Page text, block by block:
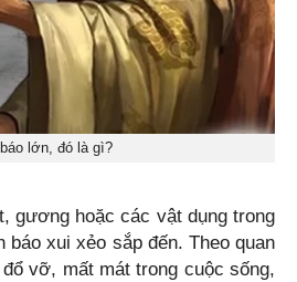
lớn, đó là gì?
gương hoặc các vật dụng trong
xui xẻo sắp đến. Theo quan
vỡ, mất mát trong cuộc sống,